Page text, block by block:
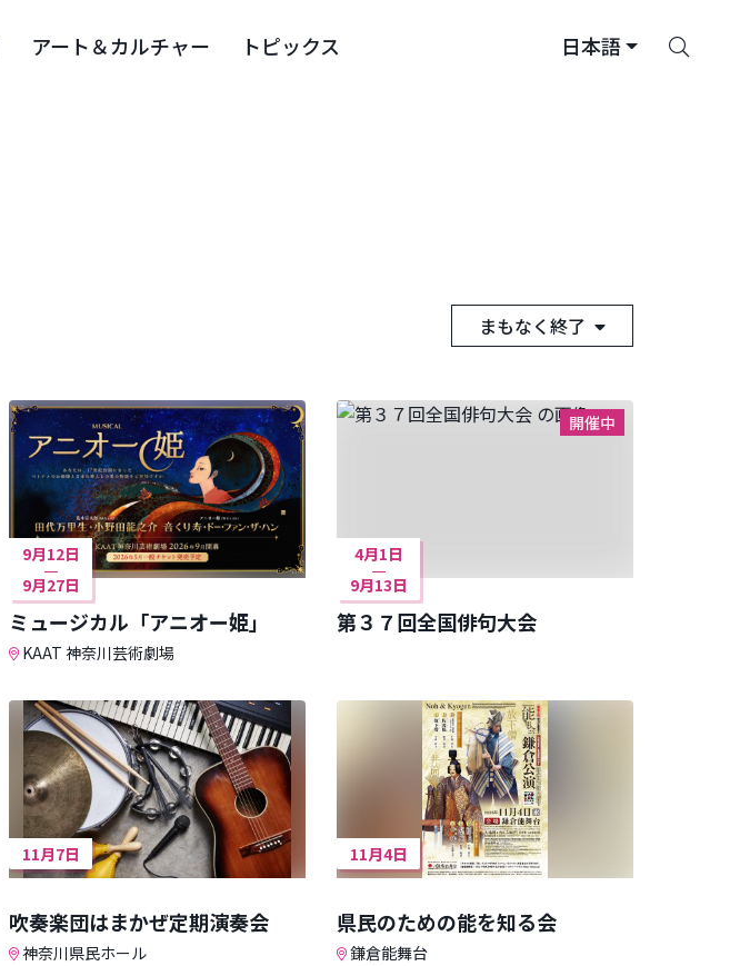
アート＆カルチャー トピックス 日本語
が
まもなく終了
9月12日
9月27日
ミュージカル「アニオー姫」
KAAT 神奈川芸術劇場
開催中
4月1日
9月13日
第３７回全国俳句大会
11月7日
吹奏楽団はまかぜ定期演奏会
神奈川県民ホール
11月4日
県民のための能を知る会
鎌倉能舞台